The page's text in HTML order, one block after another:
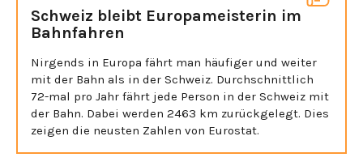
Schweiz bleibt Europameisterin im
Bahnfahren
Nirgends in Europa fährt man häufiger und weiter
mit der Bahn als in der Schweiz. Durchschnittlich
72-mal pro Jahr fährt jede Person in der Schweiz mit
der Bahn. Dabei werden 2463 km zurückgelegt. Dies
zeigen die neusten Zahlen von Eurostat.